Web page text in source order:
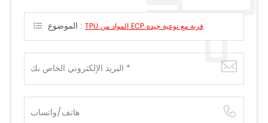
الموضوع :
TPU المواد من ECP قربة مع نوعية جيدة